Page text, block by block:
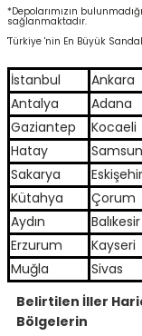
*Depolarımızın
sağlanmaktadır.
'Türkiye 'nin En Büyük
İstanbul Ankara
Antalya
Adana
Gaziantep
Kocaeli
Hatay
Samsun
Sakarya
Eskişehir
Kütahya
Çorum
Aydın
Balıkesir
Erzurum
Kayseri
Muğla
Sivas
Belirtilen İller
Bölgelerin